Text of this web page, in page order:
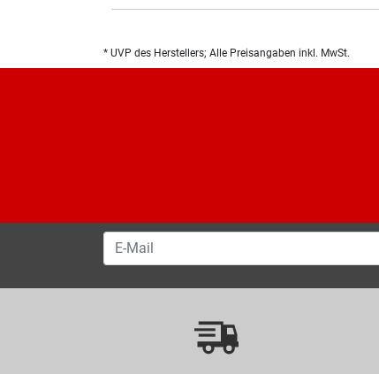
* UVP des Herstellers; Alle Preisangaben inkl. MwSt.